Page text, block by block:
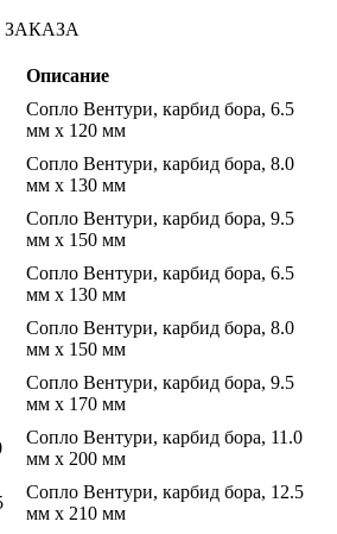
Описание
Сопло Вентури, карбид бора, 6.5
мм x 120 мм
Сопло Вентури, карбид бора, 8.0
мм x 130 мм
Сопло Вентури, карбид бора, 9.5
мм x 150 мм
Сопло Вентури, карбид бора, 6.5
мм x 130 мм
Сопло Вентури, карбид бора, 8.0
мм x 150 мм
Сопло Вентури, карбид бора, 9.5
мм x 170 мм
Сопло Вентури, карбид бора, 11.0
мм x 200 мм
Сопло Вентури, карбид бора, 12.5
мм x 210 мм